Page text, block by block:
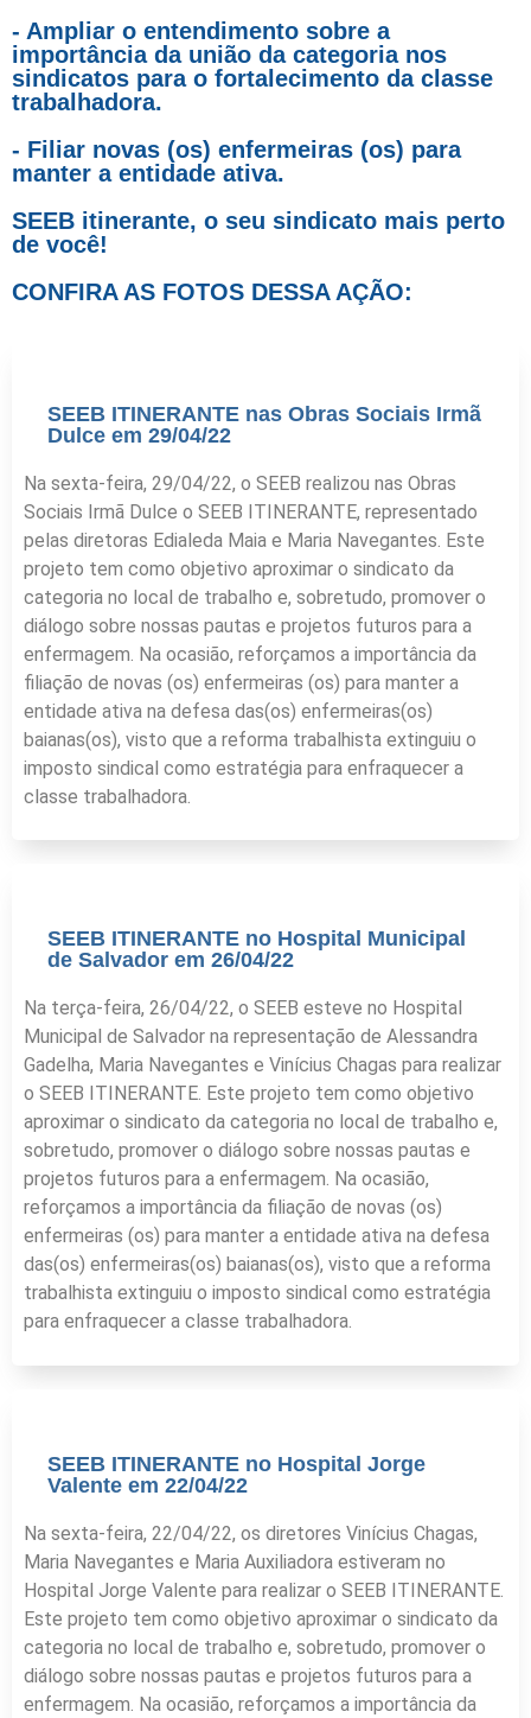
- Ampliar o entendimento sobre a
importância da união da categoria nos
sindicatos para o fortalecimento da classe
trabalhadora.
- Filiar novas (os) enfermeiras (os) para
manter a entidade ativa.
SEEB itinerante, o seu sindicato mais perto
de você!
CONFIRA AS FOTOS DESSA AÇÃO:
SEEB ITINERANTE nas Obras Sociais Irmã
Dulce em 29/04/22
Na sexta-feira, 29/04/22, o SEEB realizou nas Obras
Sociais Irmã Dulce o SEEB ITINERANTE, representado
pelas diretoras Edialeda Maia e Maria Navegantes. Este
projeto tem como objetivo aproximar o sindicato da
categoria no local de trabalho e, sobretudo, promover o
diálogo sobre nossas pautas e projetos futuros para a
enfermagem. Na ocasião, reforçamos a importância da
filiação de novas (os) enfermeiras (os) para manter a
entidade ativa na defesa das(os) enfermeiras(os)
baianas(os), visto que a reforma trabalhista extinguiu o
imposto sindical como estratégia para enfraquecer a
classe trabalhadora.
SEEB ITINERANTE no Hospital Municipal
de Salvador em 26/04/22
Na terça-feira, 26/04/22, o SEEB esteve no Hospital
Municipal de Salvador na representação de Alessandra
Gadelha, Maria Navegantes e Vinícius Chagas para realizar
o SEEB ITINERANTE. Este projeto tem como objetivo
aproximar o sindicato da categoria no local de trabalho e,
sobretudo, promover o diálogo sobre nossas pautas e
projetos futuros para a enfermagem. Na ocasião,
reforçamos a importância da filiação de novas (os)
enfermeiras (os) para manter a entidade ativa na defesa
das(os) enfermeiras(os) baianas(os), visto que a reforma
trabalhista extinguiu o imposto sindical como estratégia
para enfraquecer a classe trabalhadora.
SEEB ITINERANTE no Hospital Jorge
Valente em 22/04/22
Na sexta-feira, 22/04/22, os diretores Vinícius Chagas,
Maria Navegantes e Maria Auxiliadora estiveram no
Hospital Jorge Valente para realizar o SEEB ITINERANTE.
Este projeto tem como objetivo aproximar o sindicato da
categoria no local de trabalho e, sobretudo, promover o
diálogo sobre nossas pautas e projetos futuros para a
enfermagem. Na ocasião, reforçamos a importância da